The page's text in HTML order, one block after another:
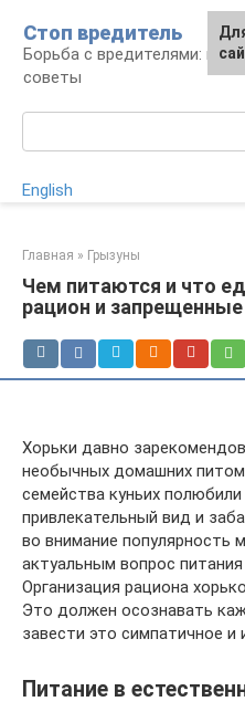
контенту
Стоп вредитель
Борьба с вредителями:
советы
English
Главная » Грызуны
Чем питаются и что
рацион и
Хорьки давно
необычных домашних
семейства куньих
привлекательный вид и
во внимание популярность
актуальным вопрос
Организация рациона
Это должен осознавать
завести это симпатичное и
Питание в